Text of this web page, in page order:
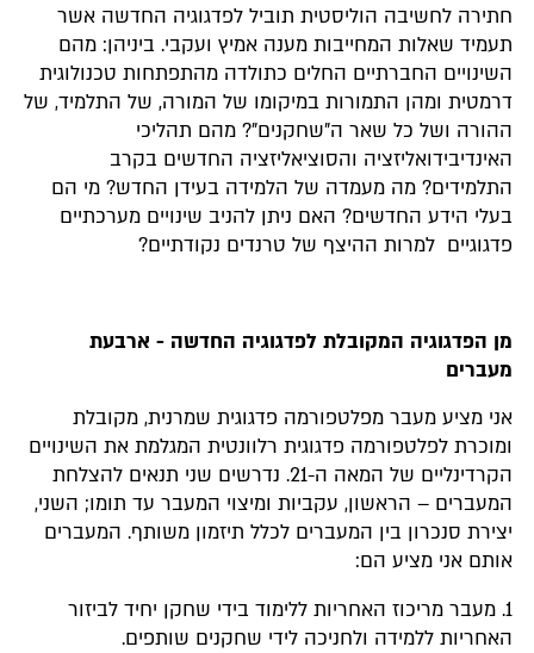
חתירה לחשיבה הוליסטית תוביל לפדגוגיה החדשה אשר
תעמיד שאלות המחייבות מענה אמיץ ועקבי. ביניהן: מהם
השינויים החברתיים החלים כתולדה מהתפתחות טכנולוגית
דרמטית ומהן התמורות במיקומו של המורה, של התלמיד, של
ההורה ושל כל שאר ה"שחקנים"? מהם תהליכי
האינדיבידואליזציה והסוציאליזציה החדשים בקרב
התלמידים? מה מעמדה של הלמידה בעידן החדש? מי הם
בעלי הידע החדשים? האם ניתן להניב שינויים מערכתיים
פדגוגיים למרות ההיצף של טרנדים נקודתיים?
מן הפדגוגיה המקובלת לפדגוגיה החדשה - ארבעת
מעברים
אני מציע מעבר מפלטפורמה פדגוגית שמרנית, מקובלת
ומוכרת לפלטפורמה פדגוגית רלוונטית המגלמת את השינויים
הקרדינליים של המאה ה-21. נדרשים שני תנאים להצלחת
המעברים – הראשון, עקביות ומיצוי המעבר עד תומו; השני,
יצירת סנכרון בין המעברים לכלל תיזמון משותף. המעברים
אותם אני מציע הם:
1. מעבר מריכוז האחריות ללימוד בידי שחקן יחיד לביזור
האחריות ללמידה ולחניכה לידי שחקנים שותפים.